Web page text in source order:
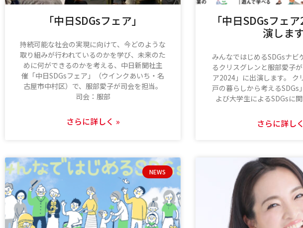
「中日SDGsフェア」
持続可能な社会の実現に向けて、今どのような
取り組みが行われているのかを学び、未来のた
めに何ができるのかを考える、中日新聞社主
催「中日SDGsフェア」（ウインクあいち・名
古屋市中村区）で、服部愛子が司会を担当。
司会：服部
さらに詳しく »
「中日SDGsフェ
演しま
みんなではじめるSDGsナビ
るクリスグレンと服部愛子
ア2024」に出演します。 ク
戸の暮らしから考えるSDGs
よび大学生によるSDGsに
さらに詳し
NEWS